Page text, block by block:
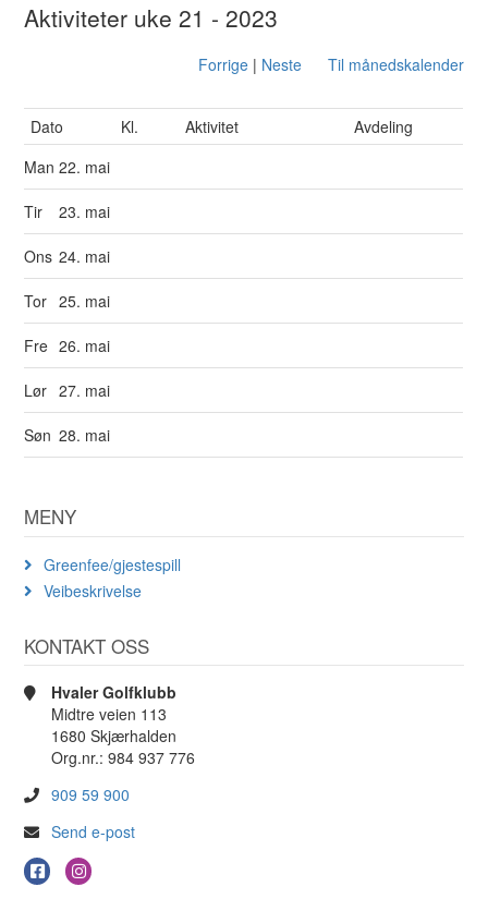
Aktiviteter uke 21 - 2023
Forrige| Neste Til månedskalender
Dato Kl. Aktivitet
Avdeling
Man22. mai
Tir 23. mai
Ons 24. mai
Tor 25. mai
Fre 26. mai
Lør 27. mai
Søn 28. mai
MENY
Greenfee/gjestespill
Veibeskrivelse
KONTAKT OSS
Hvaler Golfklubb
Midtre veien 113
1680 Skjærhalden
Org.nr.: 984 937 776
909 59 900
Send e-post